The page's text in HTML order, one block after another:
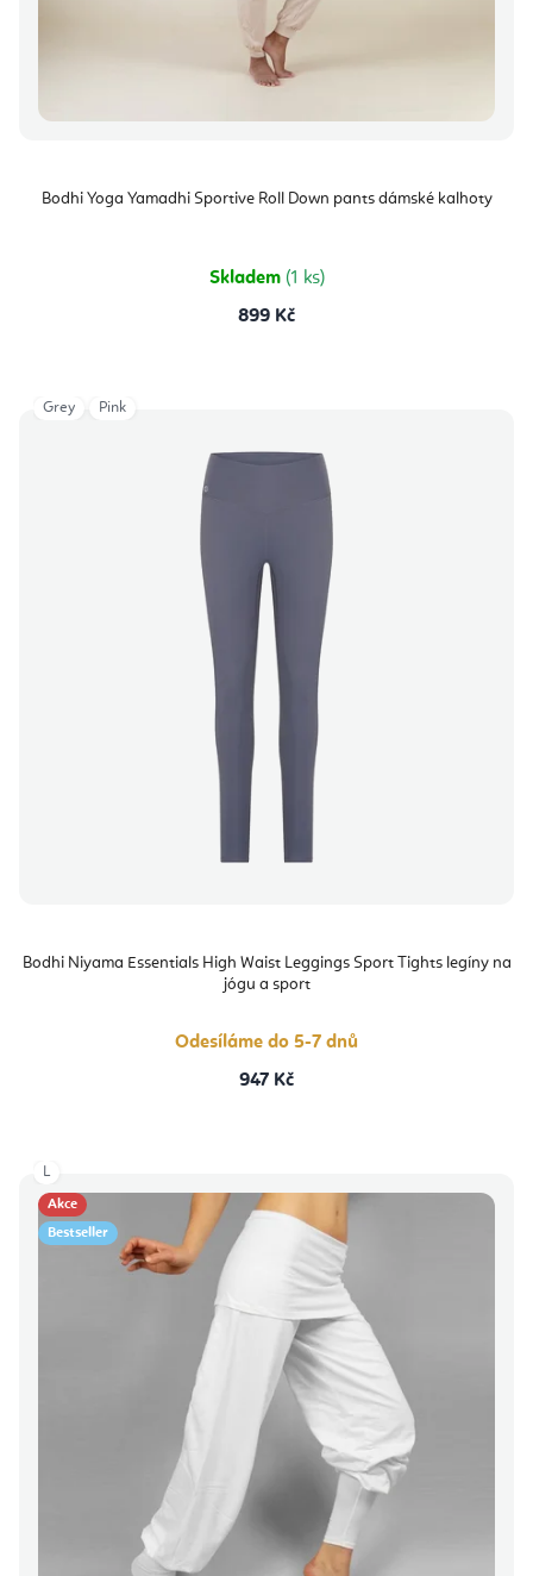
Bodhi Yoga Yamadhi Sportive Roll Down pants dámské kalhoty
Skladem (1 ks)
899 Kč
Bodhi Niyama Essentials High Waist Leggings Sport Tights legíny na
jógu a sport
Odesíláme do 5-7 dnů
947 Kč
Grey Pink
Akce
Bestseller
L